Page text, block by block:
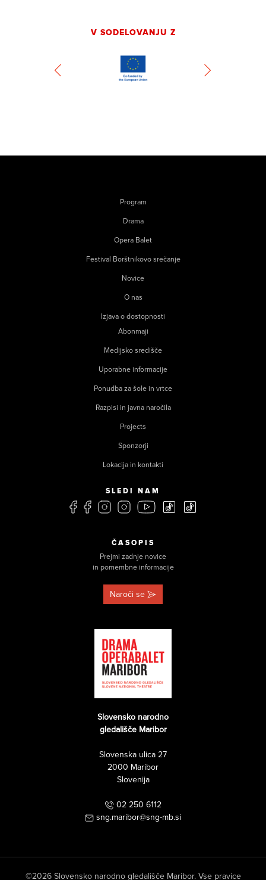
V SODELOVANJU Z
Program
Drama
Opera Balet
Festival Borštnikovo srečanje
Novice
O nas
Izjava o dostopnosti
Abonmaji
Medijsko središče
Uporabne informacije
Ponudba za šole in vrtce
Razpisi in javna naročila
Projects
Sponzorji
Lokacija in kontakti
SLEDI NAM
ČASOPIS
Prejmi zadnje novice
in pomembne informacije
Naroči se
Slovensko narodno
gledališče Maribor
Slovenska ulica 27
2000 Maribor
Slovenija
02 250 6112
sng.maribor@sng-mb.si
©2026 Slovensko narodno gledališče Maribor. Vse pravice